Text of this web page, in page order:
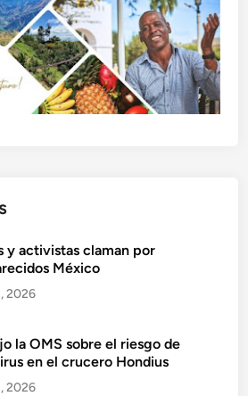
y activistas claman por
México
2026
la OMS sobre el riesgo de
en el crucero Hondius
2026